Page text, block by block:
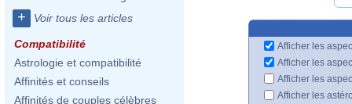
+ Voir tous les articles
Compatibilité
Astrologie et compatibilité
Affinités et conseils
Affinités de couples célèbres
Afficher les
Afficher les
Afficher les
Afficher les